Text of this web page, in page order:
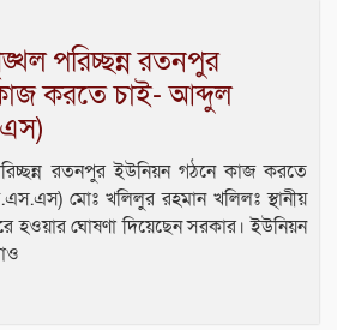
পরিচ্ছন্ন রতনপুর
করতে চাই- আব্দুল
রতনপুর ইউনিয়ন গঠনে কাজ করতে
মোঃ খলিলুর রহমান খলিলঃ স্থানীয়
হওয়ার ঘোষণা দিয়েছেন সরকার। ইউনিয়ন